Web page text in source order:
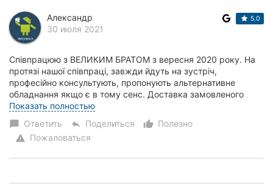
Александр
30 июля 2021
5.0
Співпрацюю з ВЕЛИКИМ БРАТОМ з вересня 2020 року. На
протязі нашої співпраці, завжди йдуть на зустріч,
професійно консультують, пропонують альтернативне
обладнання якщо є в тому сенс. Доставка замовленого
обладнання, якщо все є в наявності, відбуваєт...
Показать полностью
chat_bubble Ответить reply Поделиться thumb_up_alt
Полезно
warning Пожаловаться